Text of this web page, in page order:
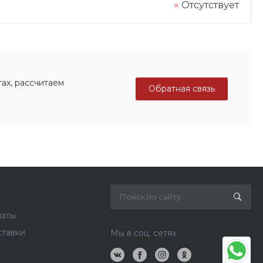
Отсутствует
рассчитаем
Обратная связь
Мы в соц. сетях